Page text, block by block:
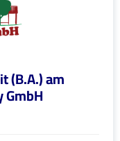
(B.A.) am